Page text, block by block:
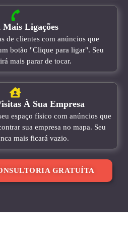
Mais Ligações
de clientes com anúncios que
botão "Clique para ligar". Seu
mais parar de tocar.
À Sua Empresa
espaço físico com anúncios que
sua empresa no mapa. Seu
mais ficará vazio.
GRATUÍTA